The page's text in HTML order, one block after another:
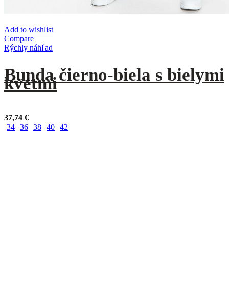
Add to wishlist
Compare
Rýchly náhľad
Bunda čierno-biela s bielymi
kvetmi
37,74 €
34 36 38 40 42